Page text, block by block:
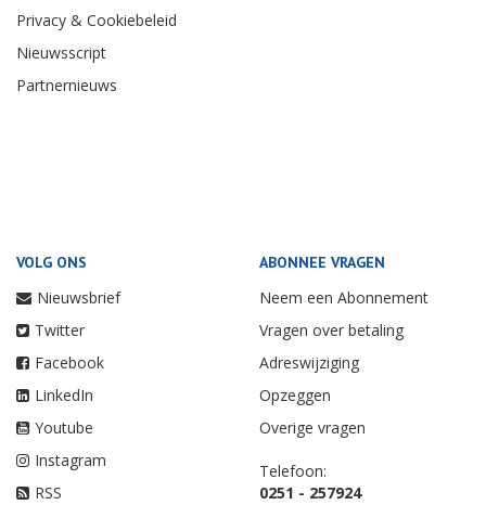
Privacy & Cookiebeleid
Nieuwsscript
Partnernieuws
VOLG ONS
Nieuwsbrief
Twitter
Facebook
LinkedIn
Youtube
Instagram
RSS
ABONNEE VRAGEN
Neem een Abonnement
Vragen over betaling
Adreswijziging
Opzeggen
Overige vragen
Telefoon:
0251 - 257924